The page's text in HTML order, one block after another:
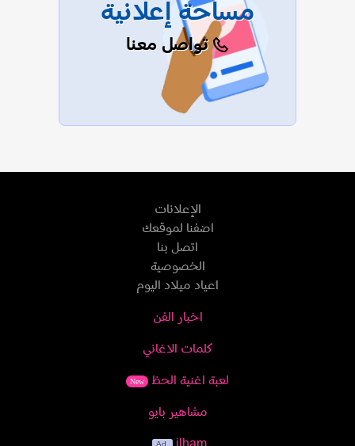
مساحة إعلانية
تواصل معنا
الإعلانات
اضفنا لموقعك
اتصل بنا
الخصوصية
اعياد ميلاد اليوم
اخبار الفن
كلمات الاغاني
لعبة اغنية الحظ New
مشاهير بايو